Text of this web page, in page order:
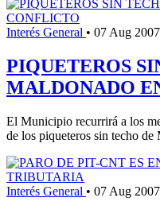
Interés General • 07 Aug 2007
PIQUETEROS
MALDONADO
El Municipio recurrirá a los
de los piqueteros sin techo de
Interés General • 07 Aug 2007